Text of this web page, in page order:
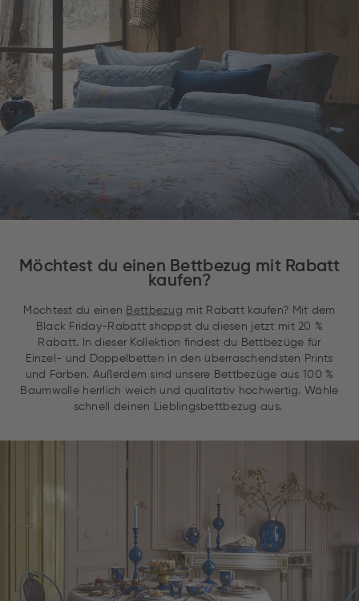
Möchtest du einen Bettbezug mit Rabatt
kaufen?
Möchtest du einen Bettbezug mit Rabatt kaufen? Mit dem
Black Friday-Rabatt shoppst du diesen jetzt mit 20 %
Rabatt. In dieser Kollektion findest du Bettbezüge für
Einzel- und Doppelbetten in den überraschendsten Prints
und Farben. Außerdem sind unsere Bettbezüge aus 100 %
Baumwolle herrlich weich und qualitativ hochwertig. Wähle
schnell deinen Lieblingsbettbezug aus.